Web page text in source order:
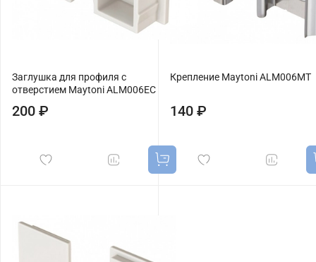
Заглушка для профиля с
отверстием Maytoni ALM006EC
200 ₽
Крепление Maytoni ALM006MT
140 ₽